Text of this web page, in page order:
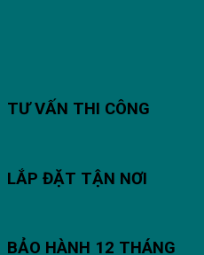
TƯ VẤN THI CÔNG
LẮP ĐẶT TẬN NƠI
BẢO HÀNH 12 THÁNG